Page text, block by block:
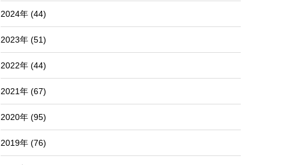
2024年 (44)
2023年 (51)
2022年 (44)
2021年 (67)
2020年 (95)
2019年 (76)